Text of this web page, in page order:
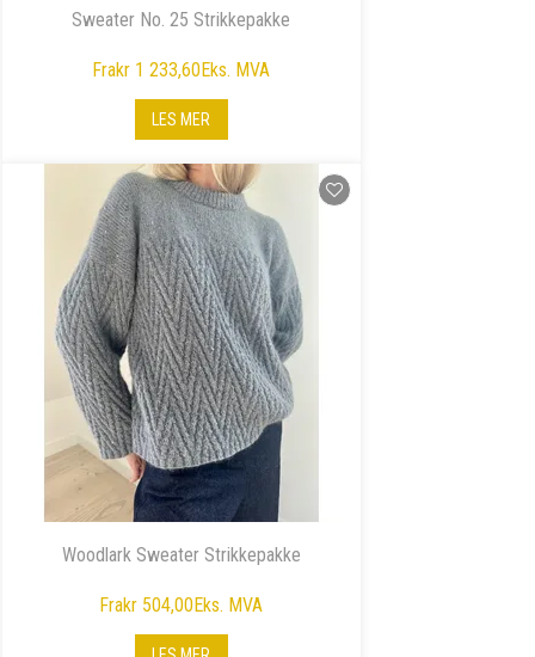
Sweater No. 25 Strikkepakke
Frakr 1 233,60Eks. MVA
LES MER
Woodlark Sweater Strikkepakke
Frakr 504,00Eks. MVA